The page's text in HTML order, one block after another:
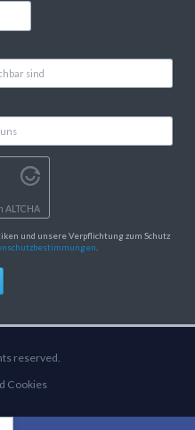
ALTCHA
und unsere Verpflichtung zum Schutz
reserved.
Cookies